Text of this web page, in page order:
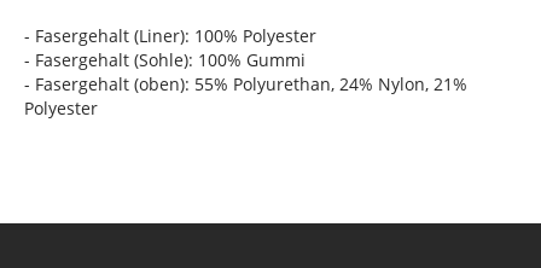
- Fasergehalt (Liner): 100% Polyester
- Fasergehalt (Sohle): 100% Gummi
- Fasergehalt (oben): 55% Polyurethan, 24% Nylon, 21%
Polyester